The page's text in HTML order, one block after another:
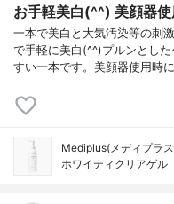
お手軽美白(^^) 美顔器
一本で美白と大気汚染等の刺
で手軽に美白(^^)プルンとし
すい一本です。美顔器使用時
Mediplus(メディプラ
ホワイティクリアゲル